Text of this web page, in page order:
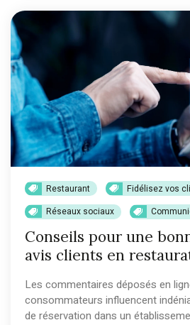
Restaurant
Fidélisez vos
Réseaux sociaux
Conseils pour une
avis clients en
Les commentaires déposés en
consommateurs influencent
de réservation dans un